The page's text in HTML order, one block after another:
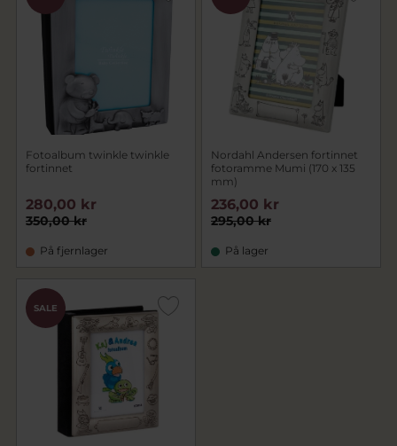
Fotoalbum twinkle twinkle
fortinnet
350,00 kr
280,00 kr
På fjernlager
Nordahl Andersen fortinnet
fotoramme Mumi (170 x 135
mm)
295,00 kr
236,00 kr
På lager
SALE